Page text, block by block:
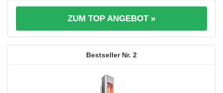
ZUM TOP ANGEBOT »
2